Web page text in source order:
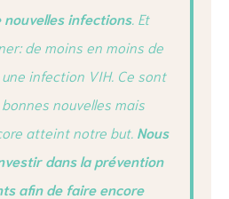
infections. Et
de moins en moins de
infection VIH. Ce sont
nouvelles mais
atteint notre but. Nous
dans la prévention
afin de faire encore